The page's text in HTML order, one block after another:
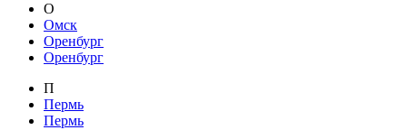
О
Омск
Оренбург
Оренбург
П
Пермь
Пермь